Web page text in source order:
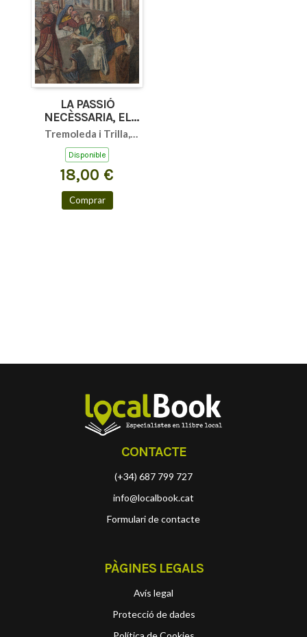
LA PASSIÓ
NECÈSSARIA, EL
PINTOR MARIAN
Tremoleda i Trilla,
Joaquim
Disponible
18,00 €
Comprar
CONTACTE
(+34) 687 799 727
info@localbook.cat
Formulari de contacte
PÀGINES LEGALS
Avís legal
Protecció de dades